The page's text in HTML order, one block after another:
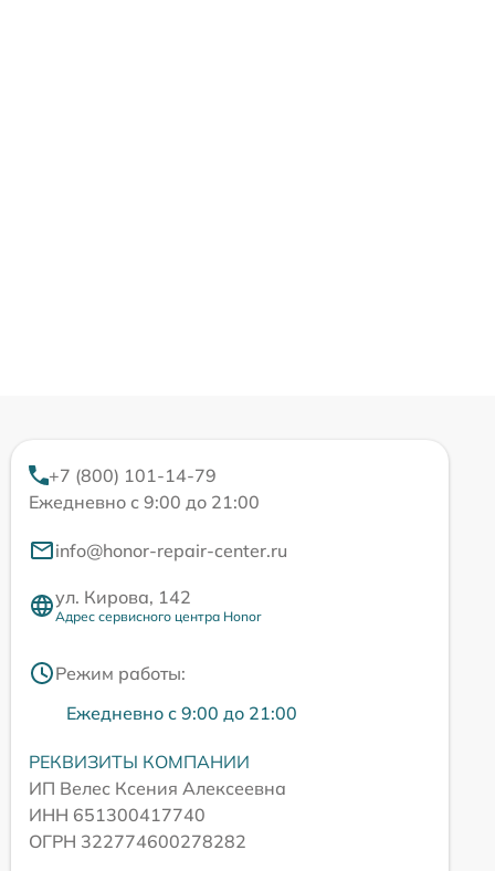
+7 (800) 101-14-79
Ежедневно с 9:00 до 21:00
info@honor-repair-center.ru
ул. Кирова, 142
Адрес сервисного центра Honor
Режим работы:
Ежедневно с 9:00 до 21:00
РЕКВИЗИТЫ КОМПАНИИ
ИП Велес Ксения Алексеевна
ИНН 651300417740
ОГРН 322774600278282